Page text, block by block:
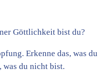
Göttlichkeit bist du?
Erkenne das, was du
was du nicht bist.